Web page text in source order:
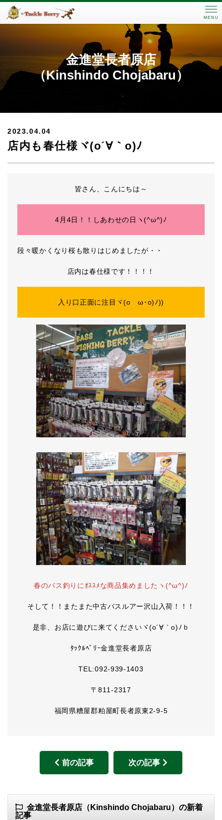
MENU
金進堂長者原店
（Kinshindo Chojabaru）
2023.04.04
店内も春仕様ヾ(o´∀｀o)ﾉ
皆さん、こんにちは～
4月4日！！しあわせの日ヽ(^ω^)ﾉ
段々暖かくなり桜も散りはじめましたが・・
店内は春仕様です！！！！
入り口正面に注目ヾ(oゝω･o)ﾉ))
春のバス釣りにｵｽｽﾒな商品集めましたヽ(^ω^)ﾉ
そして！！またまた中古バスルアー沢山入荷！！！
是非、お店に遊びに来てくださいヾ(o´∀｀o)ﾉｂ
ﾀｯｸﾙﾍﾞﾘｰ金進堂長者原店
TEL:092-939-1403
〒811-2317
福岡県糟屋郡粕屋町長者原東2-9-5
前の記事 次の記事
金進堂長者原店（Kinshindo Chojabaru）の新着
記事